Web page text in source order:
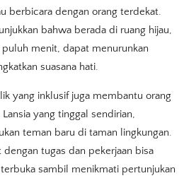
berbicara dengan orang terdekat.
bahwa berada di ruang hijau,
menit, dapat menurunkan
suasana hati.
yang inklusif juga membantu orang
yang tinggal sendirian,
teman baru di taman lingkungan.
tugas dan pekerjaan bisa
sambil menikmati pertunjukan